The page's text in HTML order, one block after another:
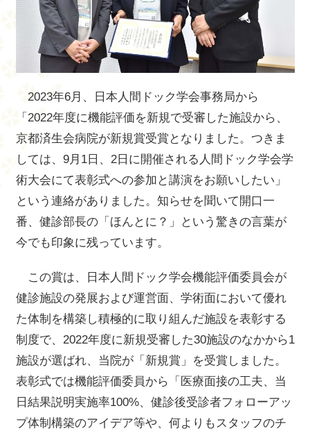
2023年6月、日本人間ドック学会事務局から
「 2022年度に機能評価を新規で受審した施設から、
京都済生会病院が新規賞受賞となりました。つきま
しては、 9月 1日、 2日に開催される人間ドック学会学
術大会にて表彰式への参加と講演をお願いしたい」
という連絡がありました。知らせを聞いて開口一
番、健診部長の「ほんとに？」という驚きの言葉が
今でも印象に残っています。
この賞は、日本人間ドック学会機能評価委員会が
健診施設の発展および運営面、学術面において優れ
た体制を構築し積極的に取り組んだ施設を表彰する
制度で、 2022年度に新規受審した30施設のなかから1
施設が選ばれ、当院が「新規賞」を受賞しました。
表彰式では機能評価委員から「医療面接の工夫、当
日結果説明実施率100%、健診後受診者フォローアッ
プ体制構築のアイデア等や、何よりもスタッフのチ